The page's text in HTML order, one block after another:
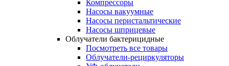
Компрессоры
Насосы вакуумные
Насосы перистальтические
Насосы шприцевые
Облучатели бактерицидные
Посмотреть все товары
Облучатели-рециркуляторы